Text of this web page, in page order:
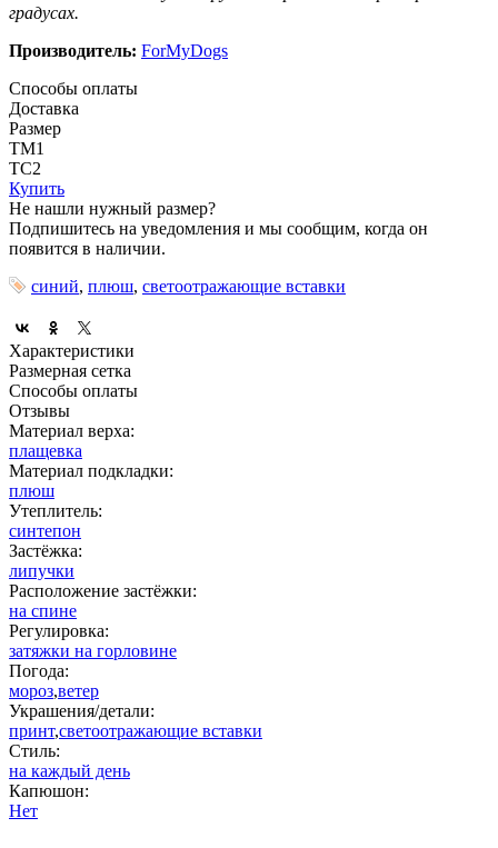
градусах.
Производитель: ForMyDogs
Способы оплаты
Доставка
Размер
ТМ1
ТС2
Купить
Не нашли нужный размер?
Подпишитесь на уведомления и мы сообщим, когда он
появится в наличии.
синий, плюш, светоотражающие вставки
Характеристики
Размерная сетка
Способы оплаты
Отзывы
Материал верха:
плащевка
Материал подкладки:
плюш
Утеплитель:
синтепон
Застёжка:
липучки
Расположение застёжки:
на спине
Регулировка:
затяжки на горловине
Погода:
мороз,ветер
Украшения/детали:
принт,светоотражающие вставки
Стиль:
на каждый день
Капюшон:
Нет